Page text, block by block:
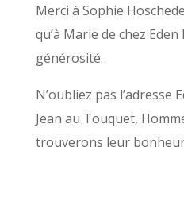
Merci à Sophie
qu’à Marie de chez
générosité.
N’oubliez pas l’adresse
Jean au Touquet,
trouverons leur